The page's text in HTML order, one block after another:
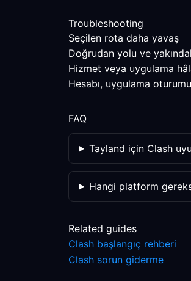
Troubleshooting
Seçilen rota daha yavaş
Doğrudan yolu ve
Hizmet veya uygulama
Hesabı, uygulama
FAQ
Tayland için Clash
Hangi platform
Related guides
Clash başlangıç rehberi
Clash sorun giderme